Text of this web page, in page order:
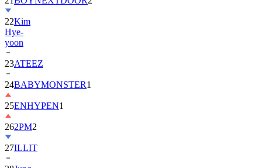
22Kim
Hye-
yoon
23ATEEZ
24BABYMONSTER1
25ENHYPEN1
262PM2
27ILLIT